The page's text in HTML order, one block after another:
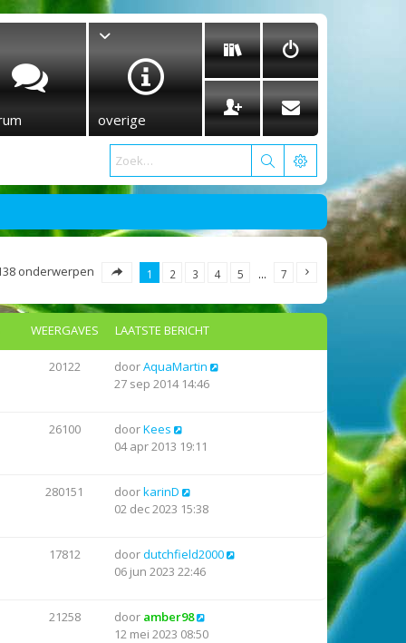
overige
onderwerpen 1 2 3 4 5 … 7
WEERGAVES LAATSTE BERICHT
20122 doorAquaMartin
27 sep 2014 14:46
26100 doorKees
04 apr 2013 19:11
280151 doorkarinD
02 dec 2023 15:38
17812 doordutchfield2000
06 jun 2023 22:46
21258 door amber98
12 mei 2023 08:50